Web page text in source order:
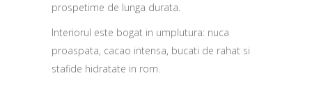
prospetime de lunga durata.
Interiorul este bogat in umplutura: nuca
proaspata, cacao intensa, bucati de rahat si
stafide hidratate in rom.